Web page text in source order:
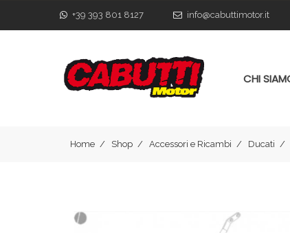
+39 393 801 8127 info@cabuttimotor.it
CHI
Home Shop Accessori e Ricambi Ducati